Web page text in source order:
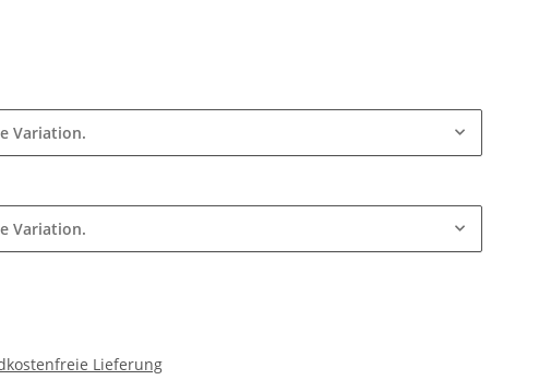
Variation.
Variation.
Lieferung